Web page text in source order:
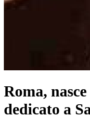
Roma,
dedicato a